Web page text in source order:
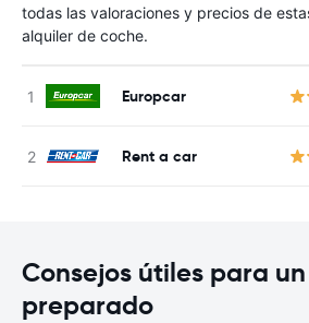
todas las valoraciones y precios de
alquiler de coche.
Europcar
Rent a car
Consejos útiles para
preparado